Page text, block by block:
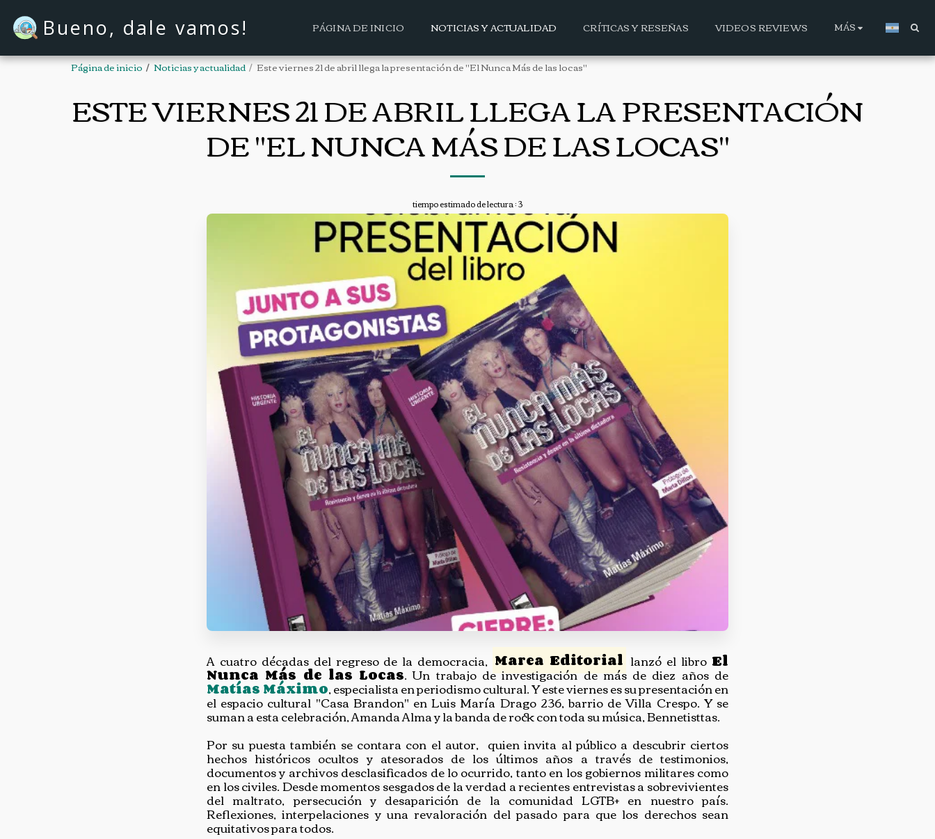
Bueno, dale vamos! PÁGINA DE INICIO NOTICIAS Y ACTUALIDAD CRÍTICAS Y RESEÑAS VIDEOS REVIEWS MÁS
Página de inicio Noticias y actualidad Este viernes 21 de abril llega la presentación de "El Nunca Más de las locas"
ESTE VIERNES 21 DE ABRIL LLEGA LA PRESENTACIÓN
DE "EL NUNCA MÁS DE LAS LOCAS"
tiempo estimado de lectura : 3
A cuatro décadas del regreso de la democracia, Marea Editorial lanzó el libroEl
Nunca Más de las Locas. Un trabajo de investigación de más de diez años de
Matías Máximo, especialista en periodismo cultural. Y este viernes es su presentación en
el espacio cultural "Casa Brandon" en Luis María Drago 236, barrio de Villa Crespo. Y se
suman a esta celebración, Amanda Alma y la banda de rock con toda su música, Bennetisttas.
Por su puesta también se contara con el autor, quien invita al público a descubrir ciertos
hechos históricos ocultos y atesorados de los últimos años a través de testimonios,
documentos y archivos desclasificados de lo ocurrido, tanto en los gobiernos militares como
en los civiles. Desde momentos sesgados de la verdad a recientes entrevistas a sobrevivientes
del maltrato, persecución y desaparición de la comunidad LGTB+ en nuestro país.
Reflexiones, interpelaciones y una revaloración del pasado para que los derechos sean
equitativos para todos.